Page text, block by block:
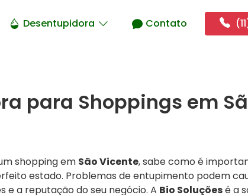
Desentupidora Contato
para Shoppings em
shopping em São Vicente, sabe como é
estado. Problemas de entupimento podem
e a reputação do seu negócio. A Bio Soluçõesé a